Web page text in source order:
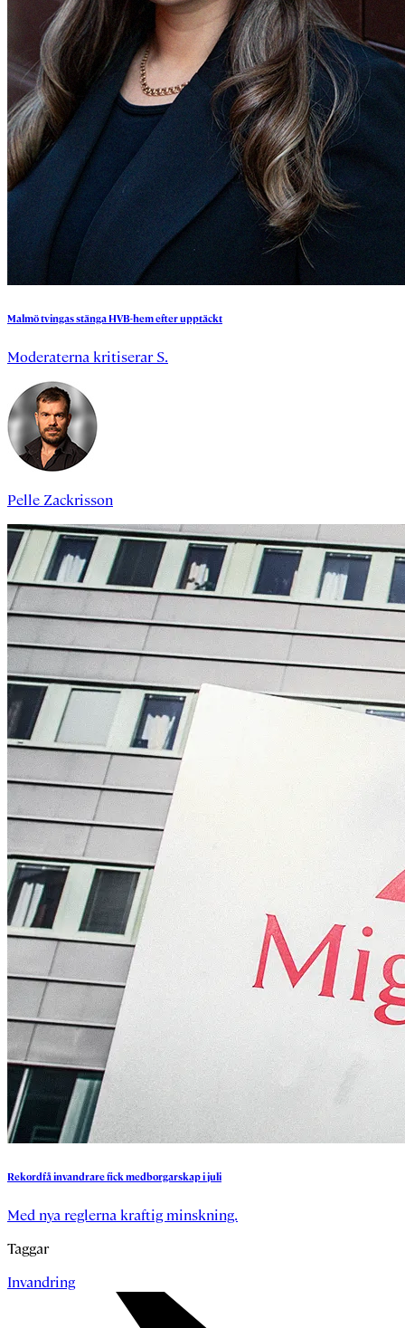
MalmötvingasstängaHVB-hemefterupptäckt
Moderaterna kritiserar S.
Pelle Zackrisson
Rekordfåinvandrarefick medborgarskapijuli
Med nya reglerna kraftig minskning.
Taggar
Invandring